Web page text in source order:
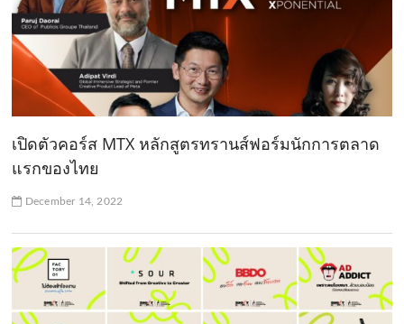
เปิดตัวคอร์ส MTX หลักสูตรทรานส์ฟอร์มนักการตลาด
แรกของไทย
December 14, 2022